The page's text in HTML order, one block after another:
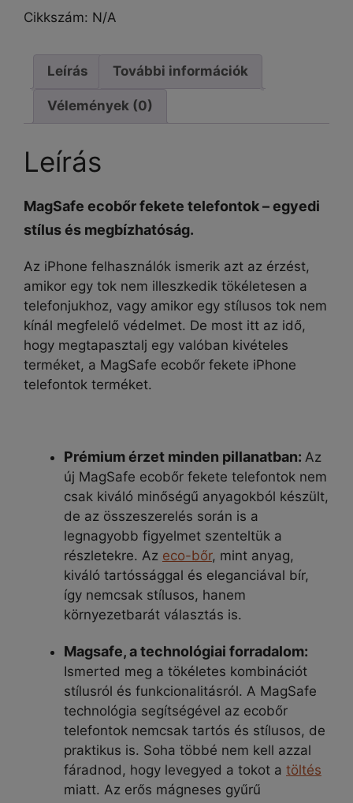
iPhone
mennyiség
Cikkszám: N/A
Leírás További információk
Vélemények (0)
Leírás
MagSafe ecobőr fekete telefontok – egyedi
stílus és megbízhatóság.
Az iPhone felhasználók ismerik azt az érzést,
amikor egy tok nem illeszkedik tökéletesen a
telefonjukhoz, vagy amikor egy stílusos tok nem
kínál megfelelő védelmet. De most itt az idő,
hogy megtapasztalj egy valóban kivételes
terméket, a MagSafe ecobőr fekete iPhone
telefontok terméket.
Prémium érzet minden pillanatban: Az
új MagSafe ecobőr fekete telefontok nem
csak kiváló minőségű anyagokból készült,
de az összeszerelés során is a
legnagyobb figyelmet szenteltük a
részletekre. Az eco-bőr, mint anyag,
kiváló tartóssággal és eleganciával bír,
így nemcsak stílusos, hanem
környezetbarát választás is.
Magsafe, a technológiai forradalom:
Ismerted meg a tökéletes kombinációt
stílusról és funkcionalitásról. A MagSafe
technológia segítségével az ecobőr
telefontok nemcsak tartós és stílusos, de
praktikus is. Soha többé nem kell azzal
fáradnod, hogy levegyed a tokot a töltés
miatt. Az erős mágneses gyűrű